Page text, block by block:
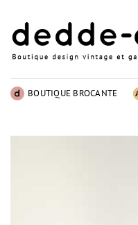
contenu
BOUTIQUE BROCANTE